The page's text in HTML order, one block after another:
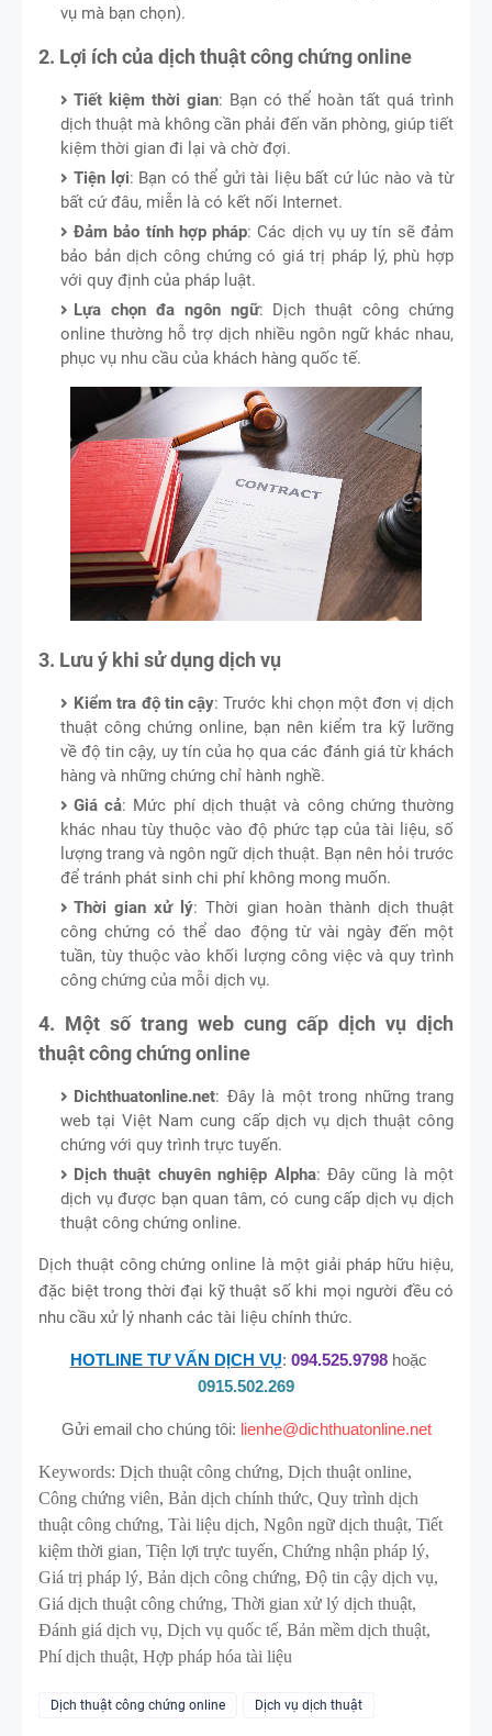
vụ mà bạn chọn).
2. Lợi ích của dịch thuật công chứng online
Tiết kiệm thời gian: Bạn có thể hoàn tất quá trình
dịch thuật mà không cần phải đến văn phòng, giúp tiết
kiệm thời gian đi lại và chờ đợi.
Tiện lợi: Bạn có thể gửi tài liệu bất cứ lúc nào và từ
bất cứ đâu, miễn là có kết nối Internet.
Đảm bảo tính hợp pháp: Các dịch vụ uy tín sẽ đảm
bảo bản dịch công chứng có giá trị pháp lý, phù hợp
với quy định của pháp luật.
Lựa chọn đa ngôn ngữ: Dịch thuật công chứng
online thường hỗ trợ dịch nhiều ngôn ngữ khác nhau,
phục vụ nhu cầu của khách hàng quốc tế.
3. Lưu ý khi sử dụng dịch vụ
Kiểm tra độ tin cậy: Trước khi chọn một đơn vị dịch
thuật công chứng online, bạn nên kiểm tra kỹ lưỡng
về độ tin cậy, uy tín của họ qua các đánh giá từ khách
hàng và những chứng chỉ hành nghề.
Giá cả: Mức phí dịch thuật và công chứng thường
khác nhau tùy thuộc vào độ phức tạp của tài liệu, số
lượng trang và ngôn ngữ dịch thuật. Bạn nên hỏi trước
để tránh phát sinh chi phí không mong muốn.
Thời gian xử lý: Thời gian hoàn thành dịch thuật
công chứng có thể dao động từ vài ngày đến một
tuần, tùy thuộc vào khối lượng công việc và quy trình
công chứng của mỗi dịch vụ.
4. Một số trang web cung cấp dịch vụ dịch
thuật công chứng online
Dichthuatonline.net: Đây là một trong những trang
web tại Việt Nam cung cấp dịch vụ dịch thuật công
chứng với quy trình trực tuyến.
Dịch thuật chuyên nghiệp Alpha: Đây cũng là một
dịch vụ được bạn quan tâm, có cung cấp dịch vụ dịch
thuật công chứng online.
Dịch thuật công chứng online là một giải pháp hữu hiệu,
đặc biệt trong thời đại kỹ thuật số khi mọi người đều có
nhu cầu xử lý nhanh các tài liệu chính thức.
HOTLINE TƯ VẤN DỊCH VỤ: 094.525.9798hoặc
0915.502.269
Gửi email cho chúng tôi: lienhe@dichthuatonline.net
Keywords: Dịch thuật công chứng, Dịch thuật online,
Công chứng viên, Bản dịch chính thức, Quy trình dịch
thuật công chứng, Tài liệu dịch, Ngôn ngữ dịch thuật, Tiết
kiệm thời gian, Tiện lợi trực tuyến, Chứng nhận pháp lý,
Giá trị pháp lý, Bản dịch công chứng, Độ tin cậy dịch vụ,
Giá dịch thuật công chứng, Thời gian xử lý dịch thuật,
Đánh giá dịch vụ, Dịch vụ quốc tế, Bản mềm dịch thuật,
Phí dịch thuật, Hợp pháp hóa tài liệu
Dịch thuật công chứng online Dịch vụ dịch thuật